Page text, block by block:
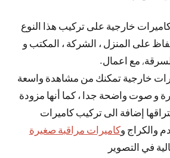
خارجية على تركيب هذا النوع
على المنزل ، الشركة ، المكتب و
مع اعمال.
خارجية تمكنك من مشاهدة واسعة
و صوت واضحة جدا ، كما أنها مزودة
إضافة الى تركيب كاميرات
والكراج وكاميرات مراقبة صغيرة
في التصوير